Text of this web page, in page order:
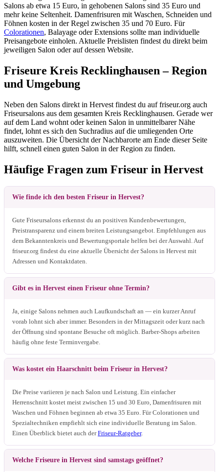
Salons ab etwa 15 Euro, in gehobenen Salons sind 35 Euro und
mehr keine Seltenheit. Damenfrisuren mit Waschen, Schneiden und
Föhnen kosten in der Regel zwischen 35 und 70 Euro. Für
Colorationen, Balayage oder Extensions sollte man individuelle
Preisangebote einholen. Aktuelle Preislisten findest du direkt beim
jeweiligen Salon oder auf dessen Website.
Friseure Kreis Recklinghausen – Region
und Umgebung
Neben den Salons direkt in Hervest findest du auf friseur.org auch
Friseursalons aus dem gesamten Kreis Recklinghausen. Gerade wer
auf dem Land wohnt oder keinen Salon in unmittelbarer Nähe
findet, lohnt es sich den Suchradius auf die umliegenden Orte
auszuweiten. Die Übersicht der Nachbarorte am Ende dieser Seite
hilft, schnell einen guten Salon in der Region zu finden.
Häufige Fragen zum Friseur in Hervest
Wie finde ich den besten Friseur in Hervest?
Gute Friseursalons erkennst du an positiven Kundenbewertungen,
Preistransparenz und einem breiten Leistungsangebot. Empfehlungen aus
dem Bekanntenkreis und Bewertungsportale helfen bei der Auswahl. Auf
friseur.org findest du eine aktuelle Übersicht der Salons in Hervest mit
Adressen und Kontaktdaten.
Gibt es in Hervest einen Friseur ohne Termin?
Ja, einige Salons nehmen auch Laufkundschaft an — ein kurzer Anruf
vorab lohnt sich aber immer. Besonders in der Mittagszeit oder kurz nach
der Öffnung sind spontane Besuche oft möglich. Barber-Shops arbeiten
häufig ohne feste Terminvergabe.
Was kostet ein Haarschnitt beim Friseur in Hervest?
Die Preise variieren je nach Salon und Leistung. Ein einfacher
Herrenschnitt kostet meist zwischen 15 und 30 Euro, Damenfrisuren mit
Waschen und Föhnen beginnen ab etwa 35 Euro. Für Colorationen und
Spezialtechniken empfiehlt sich eine individuelle Beratung im Salon.
Einen Überblick bietet auch derFriseur-Ratgeber.
Welche Friseure in Hervest sind samstags geöffnet?